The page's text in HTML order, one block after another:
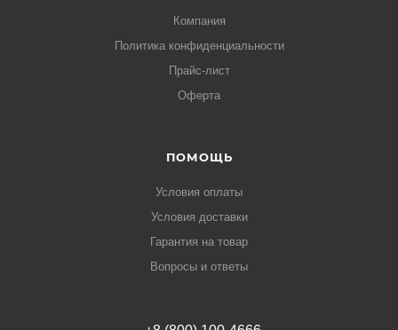
Компания
Политика конфиденциальности
Прайс-лист
Оферта
ПОМОЩЬ
Условия оплаты
Условия доставки
Гарантия на товар
Вопросы и ответы